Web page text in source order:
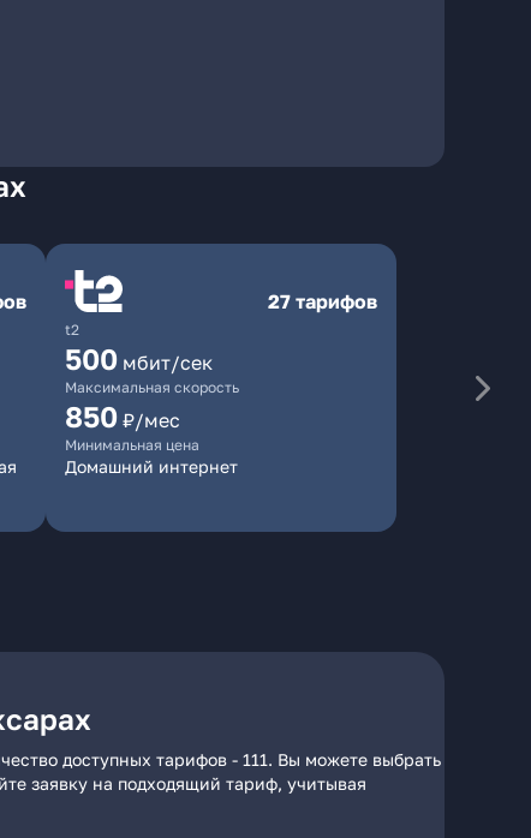
t2
27 тарифов
500 мбит/сек
Максимальная скорость
850 ₽/мес
Минимальная цена
Домашний интернет
доступных тарифов - 111. Вы можете выбрать
заявку на подходящий тариф, учитывая